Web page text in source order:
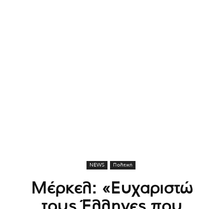
NEWS Πολιτική
Μέρκελ: «Ευχαριστώ